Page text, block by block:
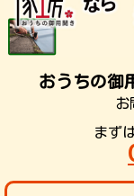
おうちの御
お
まず